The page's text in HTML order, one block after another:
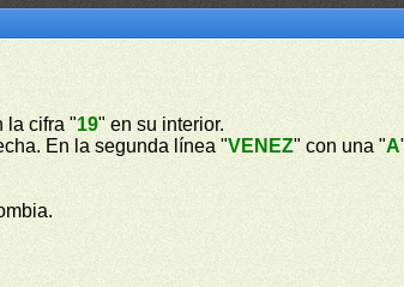
la cifra "19" en su interior.
En la segunda línea "VENEZ" con una "A